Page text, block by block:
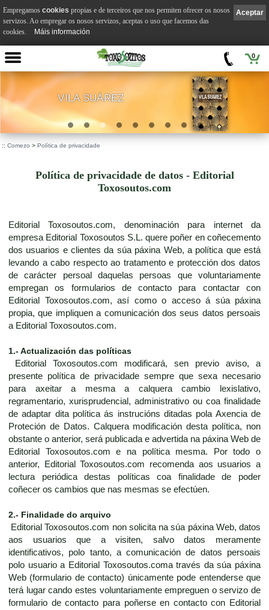
0
VILA SUÁREZ
:: Comezo > Política de privacidade
Política de privacidade de datos - Editorial
Toxosoutos.com
Editorial Toxosoutos.com, denominación para internet da
empresa Editorial Toxosoutos S.L. quere poñer en coñecemento
dos usuarios e clientes da súa páxina Web, a política que está
levando a cabo respecto ao tratamento e protección dos datos
de carácter persoal daquelas persoas que voluntariamente
empregan os formularios de contacto para contactar con
Editorial Toxosoutos.com, así como o acceso á súa páxina
propia, que impliquen a comunicación dos seus datos persoais
a Editorial Toxosoutos.com.
1.- Actualización das políticas
Editorial Toxosoutos.com modificará, sen previo aviso, a
presente política de privacidade sempre que sexa necesario
para axeitar a mesma a calquera cambio lexislativo,
regramentario, xurisprudencial, administrativo ou coa finalidade
de adaptar dita política ás instrucións ditadas pola Axencia de
Proteción de Datos. Calquera modificación desta política, non
obstante o anterior, será publicada e advertida na páxina Web de
Editorial Toxosoutos.com e na política mesma. Por todo o
anterior, Editorial Toxosoutos.com recomenda aos usuarios a
lectura periódica destas políticas coa finalidade de poder
coñecer os cambios que nas mesmas se efectúen.
2.- Finalidade do arquivo
Editorial Toxosoutos.com non solicita na súa páxina Web, datos
aos usuarios que a visiten, salvo datos meramente
identificativos, polo tanto, a comunicación de datos persoais
polo usuario a Editorial Toxosoutos.coma través da súa páxina
Web (formulario de contacto) únicamente pode entenderse que
terá lugar cando estes voluntariamente empreguen o servizo de
formulario de contacto para poñerse en contacto con Editorial
Aceptar
Empregamos cookies propias e de terceiros que nos permiten ofrecer os nosos
servizos. Ao empregar os nosos servizos, aceptas o uso que facemos das
cookies.
Máis información